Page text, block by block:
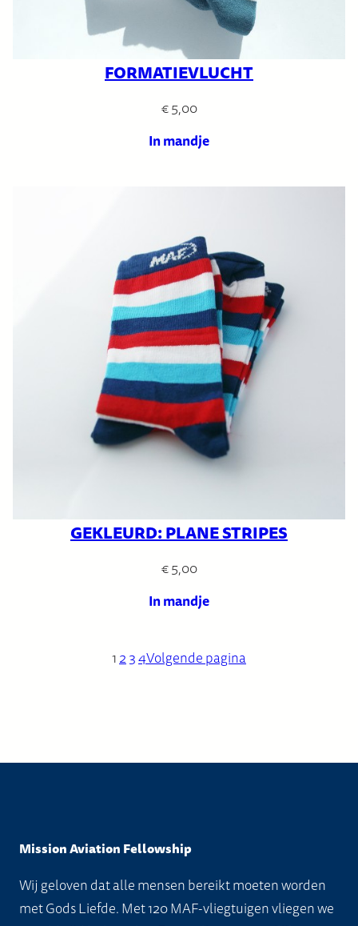
FORMATIEVLUCHT
€5,00
In mandje
GEKLEURD: PLANE STRIPES
€5,00
In mandje
1 2 34Volgende pagina
Mission Aviation Fellowship
Wij geloven dat alle mensen bereikt moeten worden
met Gods Liefde. Met 120 MAF-vliegtuigen vliegen we